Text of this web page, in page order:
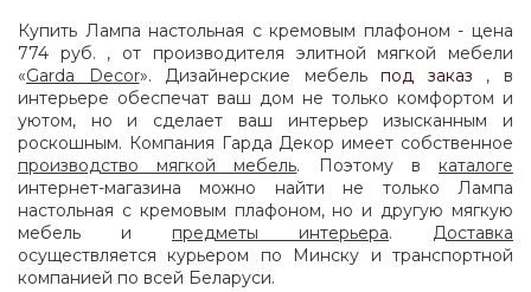
Купить Лампа настольная с кремовым плафоном - цена
774 руб. , от производителя элитной мягкой мебели
«Garda Decor». Дизайнерские мебельпод заказ , в
интерьере обеспечат ваш дом не только комфортом и
уютом, но и сделает ваш интерьер изысканным и
роскошным. Компания Гарда Декор имеет собственное
производство мягкой мебель. Поэтому в каталоге
интернет-магазина можно найти не только Лампа
настольная с кремовым плафоном, но и другую мягкую
мебель и предметы интерьера. Доставка
осуществляется курьером по Минску и транспортной
компанией по всей Беларуси.